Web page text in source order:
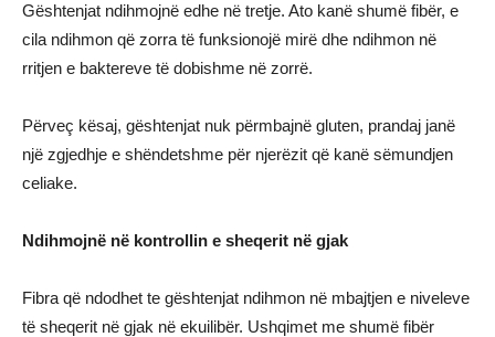
Gështenjat ndihmojnë edhe në tretje. Ato kanë shumë fibër, e
cila ndihmon që zorra të funksionojë mirë dhe ndihmon në
rritjen e baktereve të dobishme në zorrë.
Përveç kësaj, gështenjat nuk përmbajnë gluten, prandaj janë
një zgjedhje e shëndetshme për njerëzit që kanë sëmundjen
celiake.
Ndihmojnë në kontrollin e sheqerit në gjak
Fibra që ndodhet te gështenjat ndihmon në mbajtjen e niveleve
të sheqerit në gjak në ekuilibër. Ushqimet me shumë fibër